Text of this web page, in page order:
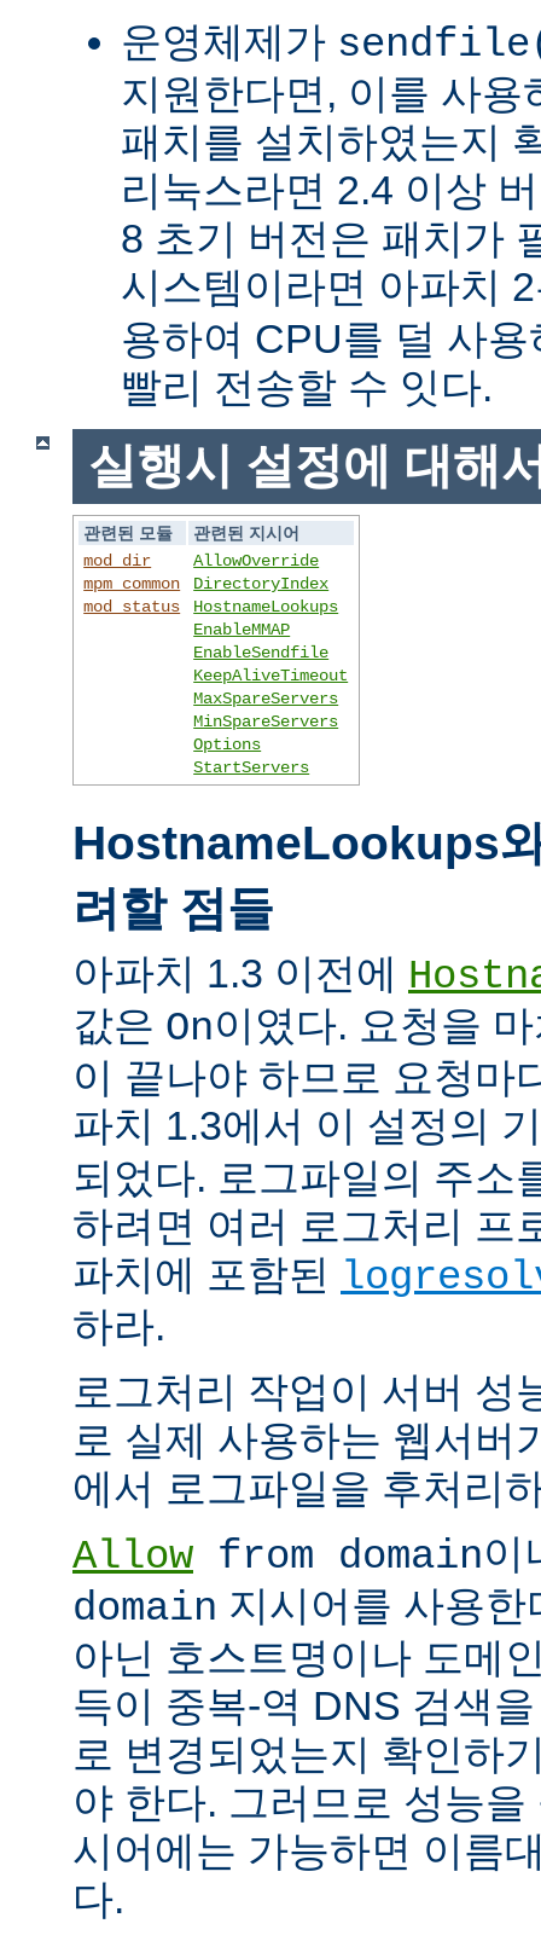
운영체제가
지원한다면, 이를 사용
패치를 설치하였는지
리눅스라면 2.4 이상
8 초기 버전은 패치가
시스템이라면 아파치
용하여 CPU를 덜 사
빨리 전송할 수 잇다.
실행시 설정에 대해
관련된 모듈
관련된 지시어
mod_dir
mpm_common
mod_status
AllowOverride
DirectoryIndex
HostnameLookups
EnableMMAP
EnableSendfile
KeepAliveTimeout
MaxSpareServers
MinSpareServers
Options
StartServers
HostnameLookups
려할 점들
아파치 1.3 이전에
값은 On이였다. 요청을
이 끝나야 하므로 요청마
파치 1.3에서 이 설정의
되었다. 로그파일의 주소
하려면 여러 로그처리 프
파치에 포함된
하라.
로그처리 작업이 서버 성
로 실제 사용하는 웹서버
에서 로그파일을 후처리
Allow from domain이
domain 지시어를 사용
아닌 호스트명이나 도메
득이 중복-역 DNS 검색
로 변경되었는지 확인하
야 한다. 그러므로 성능
시어에는 가능하면 이름
다.